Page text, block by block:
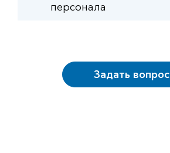
персонала
Задать вопрос